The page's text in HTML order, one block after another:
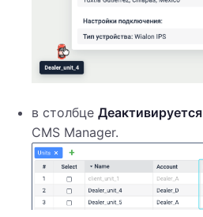
в столбце Деактивируется
CMS Manager.